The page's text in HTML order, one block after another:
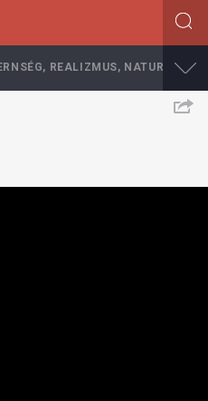
REALIZMUS,